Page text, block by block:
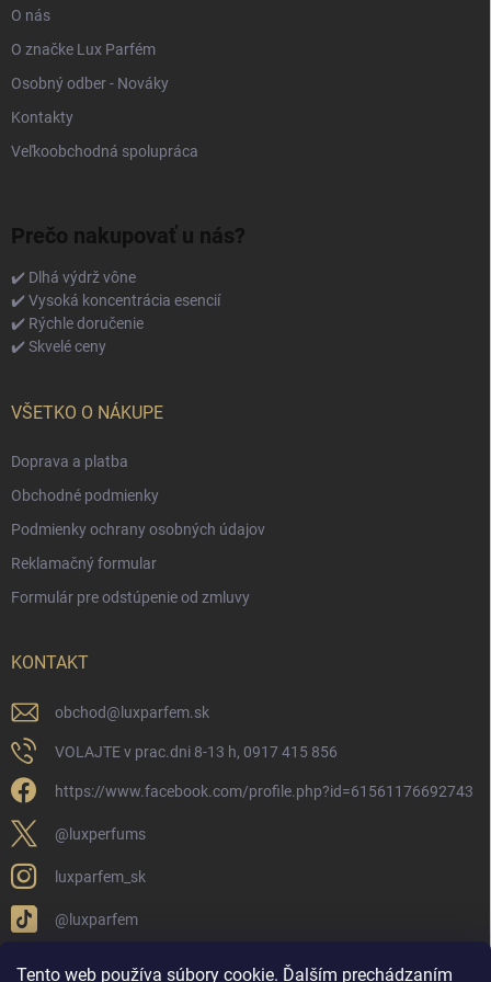
Tento web používa súbory cookie. Ďalším prechádzaním
O nás
O značke Lux Parfém
Osobný odber - Nováky
Kontakty
Veľkoobchodná spolupráca
Prečo nakupovať u nás?
✔️ Dlhá výdrž vône
✔️ Vysoká koncentrácia esencií
✔️ Rýchle doručenie
✔️ Skvelé ceny
VŠETKO O NÁKUPE
Doprava a platba
Obchodné podmienky
Podmienky ochrany osobných údajov
Reklamačný formular
Formulár pre odstúpenie od zmluvy
KONTAKT
obchod@ luxparfem.sk
VOLAJTE v prac.dni 8-13 h, 0917 415 856
https://www.facebook.com/profile.php?id=61561176692743
@luxperfums
luxparfem_sk
@luxparfem